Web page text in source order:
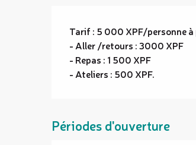
Tarif : 5 000 XPF/personne à
- Aller /retours : 3000 XPF
- Repas : 1 500 XPF
- Ateliers : 500 XPF.
Périodes d'ouverture